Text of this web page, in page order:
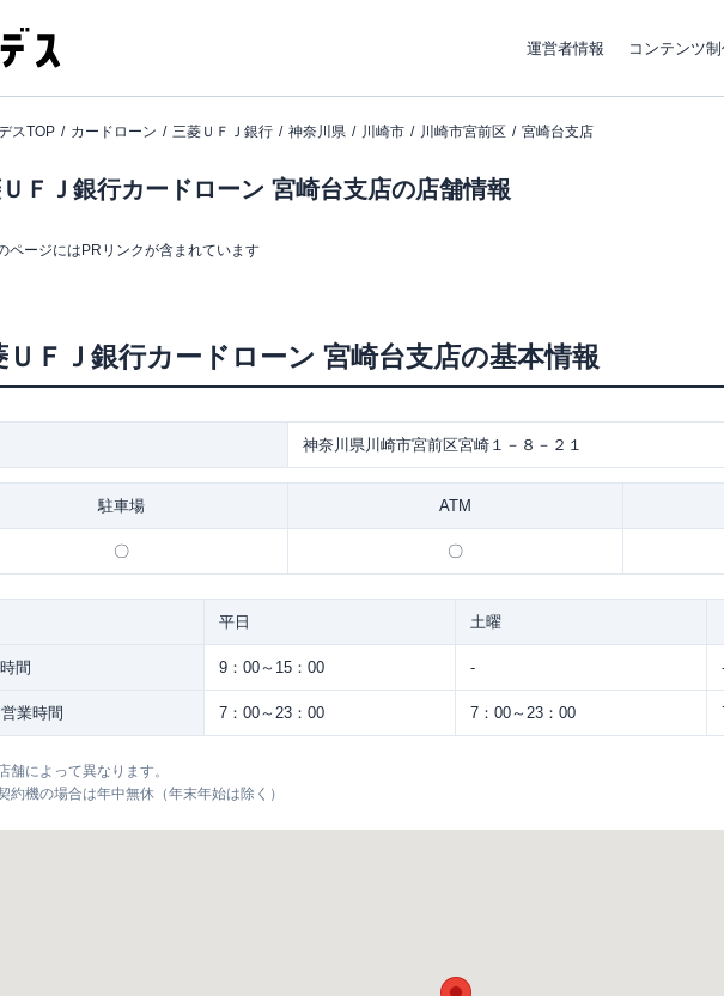
運営者情報 コンテンツ
スTOP カードローン 三菱ＵＦＪ銀行 神奈川県 川崎市 川崎市宮前区 宮崎台支店
ＦＪ銀行カードローン 宮崎台支店の店舗情報
ページにはPRリンクが含まれています
ＵＦＪ銀行カードローン 宮崎台支店の基本情報
神奈川県川崎市宮前区宮崎１－８－２１
駐車場 ATM
〇 〇
平日 土曜
間 9：00～15：00 -
業時間 7：00～23：00 7：00～23：00
舗によって異なります。
約機の場合は年中無休（年末年始は除く）